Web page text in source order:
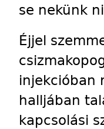
se nekünk
Éjjel
injekcióban
halljában
kapcsolási